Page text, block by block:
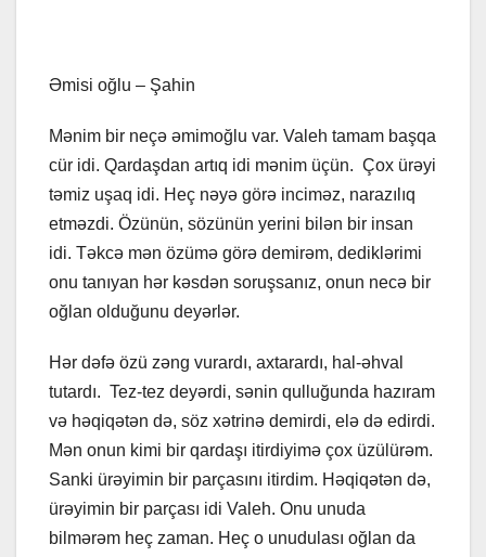
Əmisi oğlu – Şahin
Mənim bir neçə əmimoğlu var. Valeh tamam başqa
cür idi. Qardaşdan artıq idi mənim üçün. Çox ürəyi
təmiz uşaq idi. Heç nəyə görə inciməz, narazılıq
etməzdi. Özünün, sözünün yerini bilən bir insan
idi. Təkcə mən özümə görə demirəm, dediklərimi
onu tanıyan hər kəsdən soruşsanız, onun necə bir
oğlan olduğunu deyərlər.
Hər dəfə özü zəng vurardı, axtarardı, hal-əhval
tutardı. Tez-tez deyərdi, sənin qulluğunda hazıram
və həqiqətən də, söz xətrinə demirdi, elə də edirdi.
Mən onun kimi bir qardaşı itirdiyimə çox üzülürəm.
Sanki ürəyimin bir parçasını itirdim. Həqiqətən də,
ürəyimin bir parçası idi Valeh. Onu unuda
bilmərəm heç zaman. Heç o unudulası oğlan da